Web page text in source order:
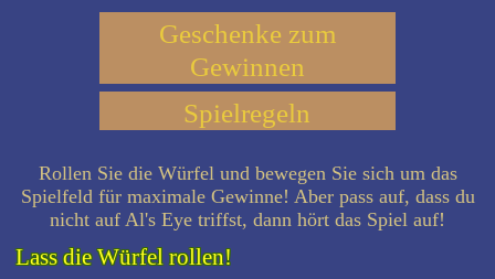
Geschenke zum
Gewinnen
Spielregeln
Rollen Sie die Würfel und bewegen Sie sich um das
Spielfeld für maximale Gewinne! Aber pass auf, dass du
nicht auf Al's Eye triffst, dann hört das Spiel auf!
Lass die Würfel rollen!